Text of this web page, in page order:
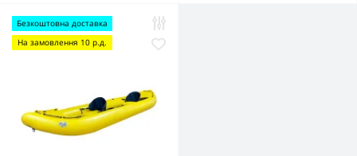
Безкоштовна доставка
На замовлення 10 р.д.